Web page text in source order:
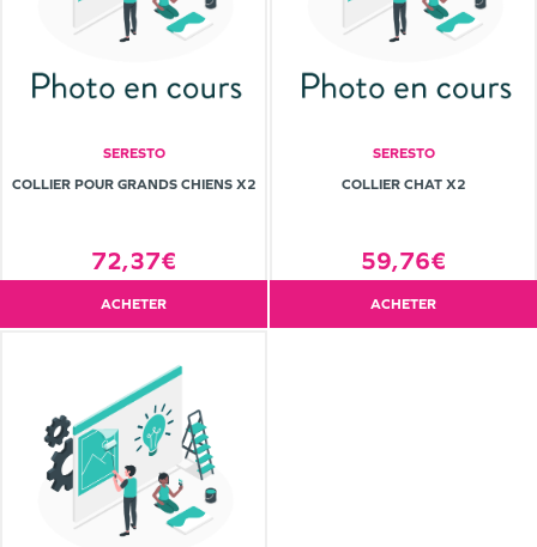
SERESTO
COLLIER POUR GRANDS CHIENS X2
72,37€
ACHETER
SERESTO
COLLIER CHAT X2
59,76€
ACHETER